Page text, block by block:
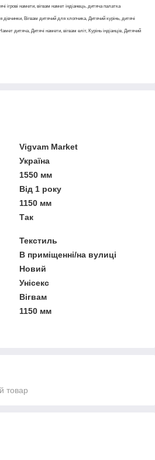
ігрові намети, вігвам намет індіанець, дитяча палатка
Вігвам дитячий для хлопчика, Дитячий курінь, дитячі
дитяча, Дитячі намети, вігвам еліт, Курінь індіанців, Дитячий
Vigvam Market
Україна
1550 мм
Від 1 року
1150 мм
Так
Текстиль
В приміщенні/на вулиці
Новий
Унісекс
Вігвам
1150 мм
товар